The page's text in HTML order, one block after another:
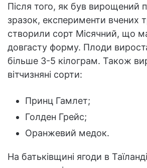
Після того, як був вирощений
зразок, експерименти вчених
створили сорт Місячний, що
довгасту форму. Плоди
більше 3-5 кілограм. Також
вітчизняні сорти:
Принц Гамлет;
Голден Грейс;
Оранжевий медок.
На батьківщині ягоди в